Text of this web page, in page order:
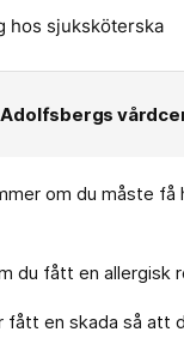
hos sjuksköterska
om du måste få
du fått en allergisk
fått en skada så att